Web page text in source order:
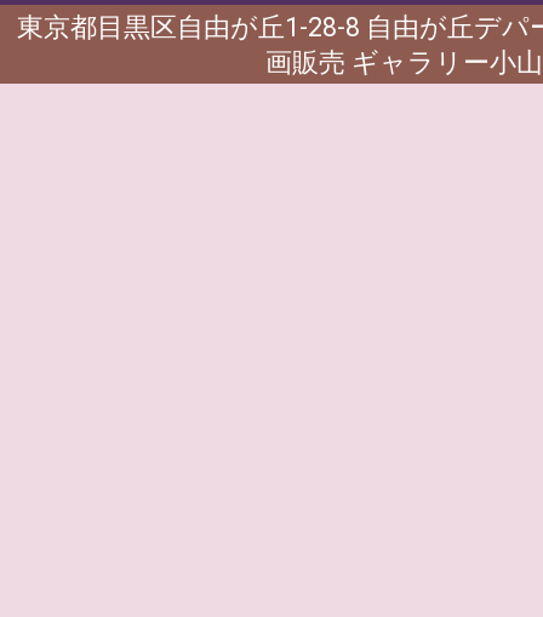
東京都目黒区自由が丘1-28-8 自由が丘デ
画販売 ギャラリー小